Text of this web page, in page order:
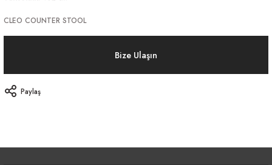
CLEO COUNTER STOOL
Bize Ulaşın
Paylaş